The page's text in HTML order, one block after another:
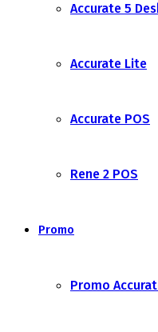
Accurate 5
Accurate Lite
Accurate POS
Rene 2 POS
Promo
Promo